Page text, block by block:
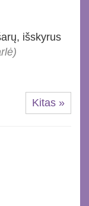
išskyrus
Kitas »